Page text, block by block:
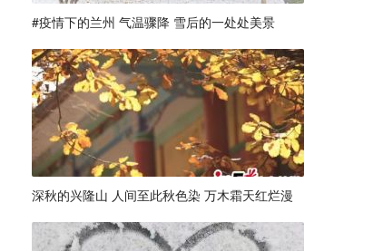
#疫情下的兰州 气温骤降 雪后的一处处美景
深秋的兴隆山 人间至此秋色染 万木霜天红烂漫